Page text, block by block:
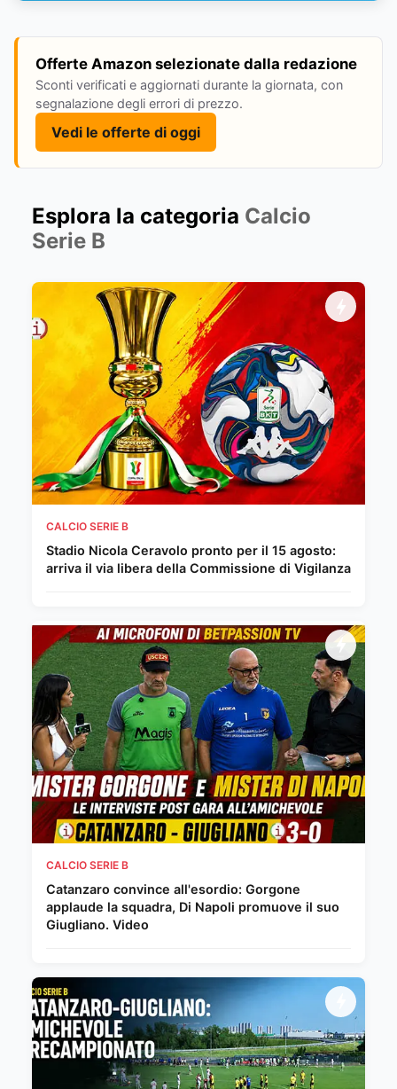
Offerte Amazon selezionate dalla redazione
Sconti verificati e aggiornati durante la giornata, con
segnalazione degli errori di prezzo.
Vedi le offerte di oggi
Esplora la categoria Calcio
Serie B
CALCIO SERIE B
Stadio Nicola Ceravolo pronto per il 15 agosto:
arriva il via libera della Commissione di Vigilanza
CALCIO SERIE B
Catanzaro convince all'esordio: Gorgone
applaude la squadra, Di Napoli promuove il suo
Giugliano. Video